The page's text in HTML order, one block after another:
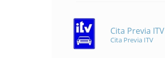
Cita Previa ITV
Cita Previa ITV